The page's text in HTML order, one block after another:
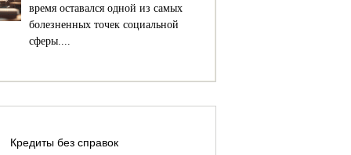
время оставался одной из самых
болезненных точек социальной
сферы....
Кредиты без справок